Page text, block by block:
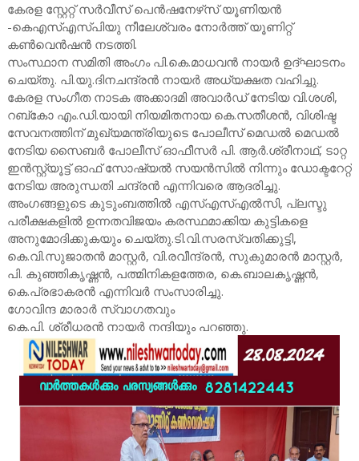
കേരള സ്റ്റേറ്റ് സര്‍വീസ് പെന്‍ഷനേഴ്‌സ് യൂണിയന്‍
-കെഎസ്എസ്പിയു നീലേശ്വരം നോര്‍ത്ത് യൂണിറ്റ്
കണ്‍വെന്‍ഷന്‍ നടത്തി.
സംസ്ഥാന സമിതി അംഗം പി.കെ.മാധവന്‍ നായര്‍ ഉദ്ഘാടനം
ചെയ്തു. പി.യു.ദിനചന്ദ്രൻ നായർ അധ്യക്ഷത വഹിച്ചു.
കേരള സംഗീത നാടക അക്കാദമി അവാര്‍ഡ് നേടിയ വി.ശശി,
റബ്‌കോ എം.ഡി.യായി നിയമിതനായ കെ.സതീശന്‍, വിശിഷ്ട
സേവനത്തിന് മുഖ്യമന്ത്രിയുടെ പോലീസ് മെഡൽ മെഡല്‍
നേടിയ സൈബര്‍ പോലീസ് ഓഫീസര്‍ പി. ആർ.ശ്രീനാഥ്, ടാറ്റ
ഇന്‍സ്റ്റ്യൂട്ട് ഓഫ് സോഷ്യല്‍ സയന്‍സില്‍ നിന്നും ഡോക്ടറേറ്റ്
നേടിയ അരുന്ധതി ചന്ദ്രന്‍ എന്നിവരെ ആദരിച്ചു.
അംഗങ്ങളുടെ കുടുംബത്തില്‍ എസ്എസ്എല്‍സി, പ്ലസ്ടു
പരീക്ഷകളില്‍ ഉന്നതവിജയം കരസ്ഥമാക്കിയ കുട്ടികളെ
അനുമോദിക്കുകയും ചെയ്തു.ടി.വി.സരസ്വതിക്കുട്ടി,
കെ.വി.സുജാതന്‍ മാസ്റ്റര്‍, വി.രവീന്ദ്രന്‍, സുകുമാരന്‍ മാസ്റ്റര്‍,
പി. കുഞ്ഞികൃഷ്ണന്‍, പത്മിനികളത്തേര, കെ.ബാലകൃഷ്ണന്‍,
കെ.പ്രഭാകരന്‍ എന്നിവര്‍ സംസാരിച്ചു.
ഗോവിന്ദ മാരാര്‍ സ്വാഗതവും
കെ.പി. ശ്രീധരന്‍ നായര്‍ നന്ദിയും പറഞ്ഞു.